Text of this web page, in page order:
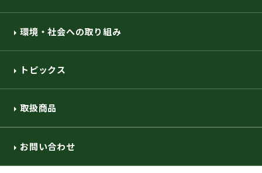
環境・社会への取り組み
トピックス
取扱商品
お問い合わせ